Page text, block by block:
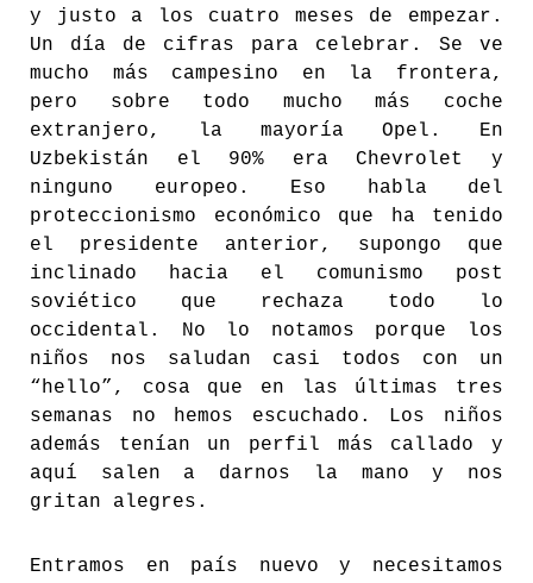
y justo a los cuatro meses de empezar.
Un día de cifras para celebrar. Se ve
mucho más campesino en la frontera,
pero sobre todo mucho más coche
extranjero, la mayoría Opel. En
Uzbekistán el 90% era Chevrolet y
ninguno europeo. Eso habla del
proteccionismo económico que ha tenido
el presidente anterior, supongo que
inclinado hacia el comunismo post
soviético que rechaza todo lo
occidental. No lo notamos porque los
niños nos saludan casi todos con un
“hello”, cosa que en las últimas tres
semanas no hemos escuchado. Los niños
además tenían un perfil más callado y
aquí salen a darnos la mano y nos
gritan alegres.
Entramos en país nuevo y necesitamos